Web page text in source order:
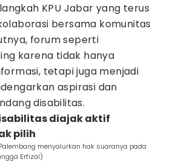
KPU Jabar yang terus
bersama komunitas
forum seperti
karena tidak hanya
tetapi juga menjadi
aspirasi dan
disabilitas.
diajak aktif
pilih
menyalurkan hak suaranya pada
Erfizal)